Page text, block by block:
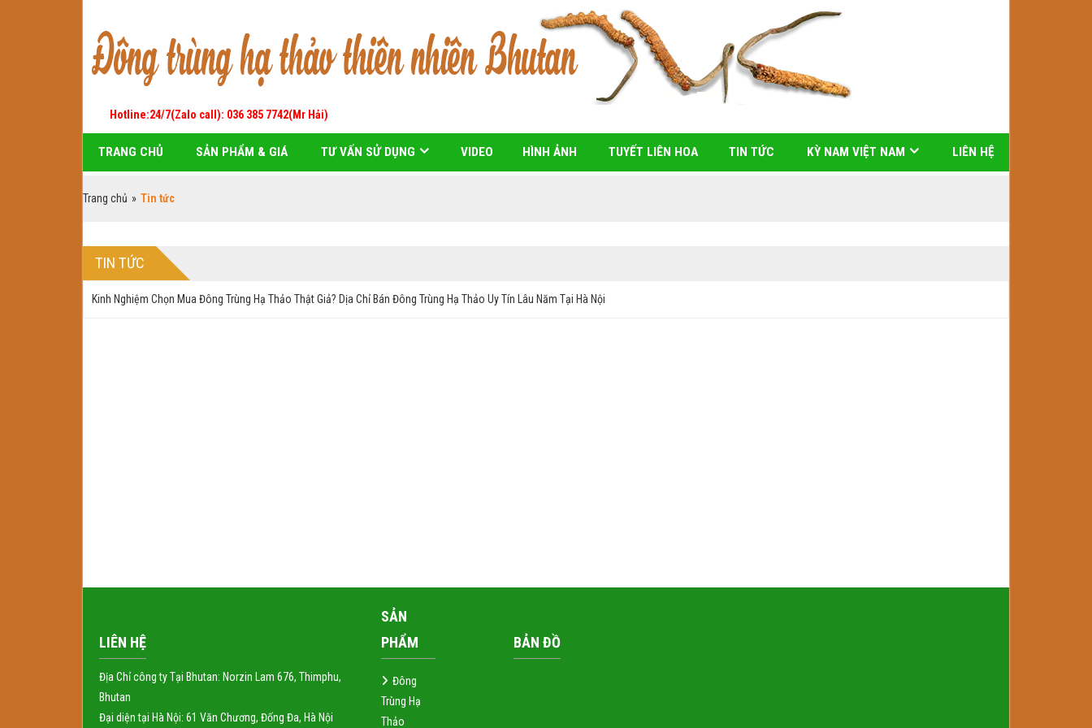
Hotline:24/7(Zalo call): 036 385 7742(Mr Hải)
TRANG CHỦ SẢN PHẨM & GIÁ TƯ VẤN SỬ DỤNG VIDEO HÌNH ẢNH TUYẾT LIÊN HOA TIN TỨC KỲ NAM VIỆT NAM LIÊN HỆ
Trang chủ » Tin tức
TIN TỨC
Kinh Nghiệm Chọn Mua Đông Trùng Hạ Thảo Thật Giả? Dịa Chỉ Bán Đông Trùng Hạ Thảo Uy Tín Lâu Năm Tại Hà Nội
LIÊN HỆ
Địa Chỉ công ty Tại Bhutan: Norzin Lam 676, Thimphu,
Bhutan
Đại diện tại Hà Nội: 61 Văn Chương, Đống Đa, Hà Nội
SẢN
PHẨM
Đông
Trùng Hạ
Thảo
BẢN ĐỒ